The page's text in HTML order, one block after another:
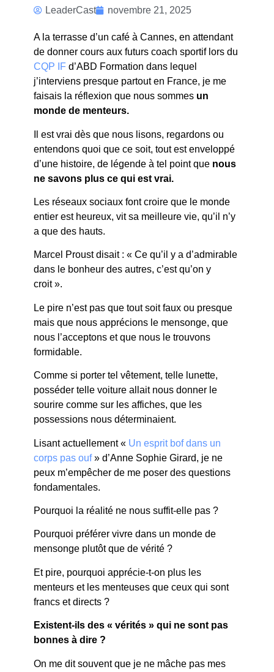
TOUT LE
MONDE MENT
LeaderCast novembre 21, 2025
A la terrasse d’un café à Cannes, en attendant
de donner cours aux futurs coach sportif lors du
CQP IFd’ABD Formation dans lequel
j’interviens presque partout en France, je me
faisais la réflexion que nous sommesun
monde de menteurs.
Il est vrai dès que nous lisons, regardons ou
entendons quoi que ce soit, tout est enveloppé
d’une histoire, de légende à tel point que nous
ne savons plus ce qui est vrai.
Les réseaux sociaux font croire que le monde
entier est heureux, vit sa meilleure vie, qu’il n’y
a que des hauts.
Marcel Proust disait : « Ce qu’il y a d’admirable
dans le bonheur des autres, c’est qu’on y
croit ».
Le pire n’est pas que tout soit faux ou presque
mais que nous apprécions le mensonge, que
nous l’acceptons et que nous le trouvons
formidable.
Comme si porter tel vêtement, telle lunette,
posséder telle voiture allait nous donner le
sourire comme sur les affiches, que les
possessions nous déterminaient.
Lisant actuellement « Un esprit bof dans un
corps pas ouf» d’Anne Sophie Girard, je ne
peux m’empêcher de me poser des questions
fondamentales.
Pourquoi la réalité ne nous suffit-elle pas ?
Pourquoi préférer vivre dans un monde de
mensonge plutôt que de vérité ?
Et pire, pourquoi apprécie-t-on plus les
menteurs et les menteuses que ceux qui sont
francs et directs ?
Existent-ils des « vérités » qui ne sont pas
bonnes à dire ?
On me dit souvent que je ne mâche pas mes